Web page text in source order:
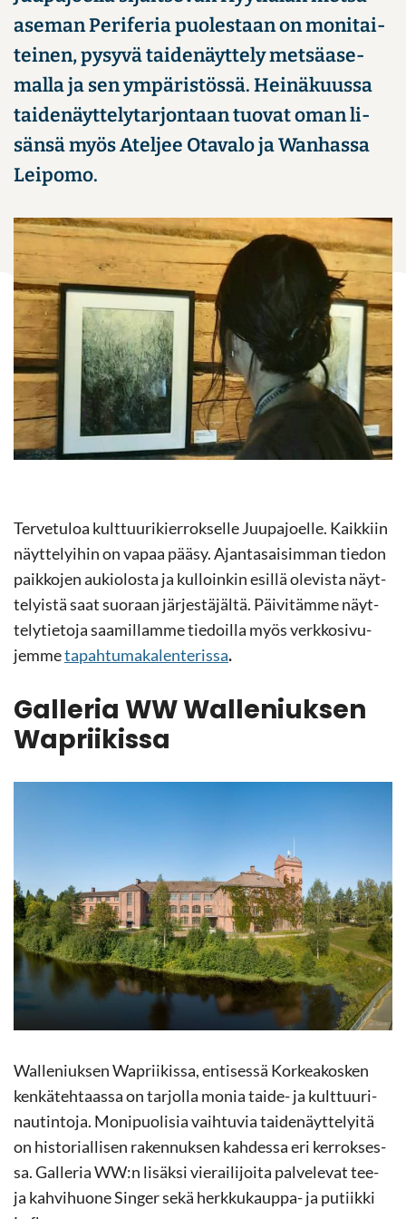
ase­man Pe­ri­fe­ria puo­les­taan on mo­ni­tai­
tei­nen, py­sy­vä tai­de­näyt­te­ly met­sä­ase­
mal­la ja sen ym­pä­ris­tös­sä. Hei­nä­kuus­sa
tai­de­näyt­te­ly­tar­jon­taan tuo­vat oman li­
sän­sä myös Atel­jee Ota­va­lo ja Wanhassa
Lei­po­mo.
Ter­ve­tu­loa kult­tuu­ri­kier­rok­sel­le Juu­pa­joel­le. Kaik­kiin
näyt­te­lyi­hin on vapaa pääsy. Ajan­ta­sai­sim­man tie­don
paik­ko­jen au­kio­los­ta ja kul­loin­kin esil­lä ole­vis­ta näyt­
te­lyis­tä saat suo­raan jär­jes­tä­jäl­tä. Päi­vi­täm­me näyt­
te­ly­tie­to­ja saa­mil­lam­me tie­doil­la myös verk­ko­si­vu­
jem­meta­pah­tu­ma­ka­len­te­ris­sa.
Gal­le­ria WW Walleniuksen
Wapriikissa
Walleniuksen Wapriikissa, en­ti­ses­sä Kor­kea­kos­ken
ken­kä­teh­taas­sa on tar­jol­la monia taide-​ ja kult­tuu­ri­
nau­tin­to­ja. Mo­ni­puo­li­sia vaih­tu­via tai­de­näyt­te­lyi­tä
on his­to­rial­li­sen ra­ken­nuk­sen kah­des­sa eri ker­rok­ses­
sa. Gal­le­ria WW:n li­säk­si vie­rai­li­joi­ta pal­ve­le­vat tee-
ja kah­vi­huo­ne Sin­ger sekä herkkukauppa-​ ja pu­tiik­ki